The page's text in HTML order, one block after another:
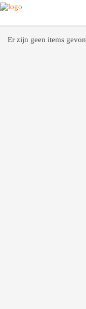
Er zijn geen items